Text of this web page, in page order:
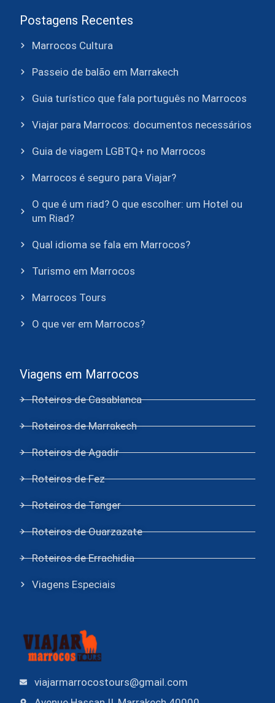
viajarmarrocostours@gmail.com
Viagens em Marrocos
Roteiros de Casablanca
Roteiros de Marrakech
Roteiros de Agadir
Roteiros de Fez
Roteiros de Tanger
Roteiros de Ouarzazate
Roteiros de Errachidia
Viagens Especiais
Postagens Recentes
Marrocos Cultura
Passeio de balão em Marrakech
Guia turístico que fala português no Marrocos
Viajar para Marrocos: documentos necessários
Guia de viagem LGBTQ+ no Marrocos
Marrocos é seguro para Viajar?
O que é um riad? O que escolher: um Hotel ou
um Riad?
Qual idioma se fala em Marrocos?
Turismo em Marrocos
Marrocos Tours
O que ver em Marrocos?